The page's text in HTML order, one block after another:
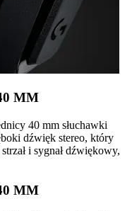
MM
40 mm słuchawki
dźwięk stereo, który
i sygnał dźwiękowy,
MM